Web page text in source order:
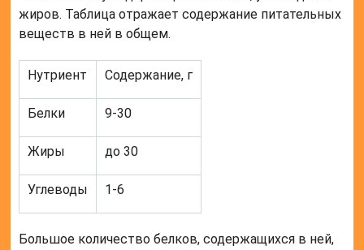
жиров. Таблица отражает содержание питательных
веществ в ней в общем.
Нутриент Содержание, г
Белки 9-30
Жиры до 30
Углеводы 1-6
Большое количество белков, содержащихся в ней,